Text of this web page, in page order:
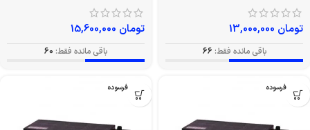
تومان
باقی مانده فقط: 66
تومان
باقی مانده فقط: 60
بدون فرسوده بدون فرسوده